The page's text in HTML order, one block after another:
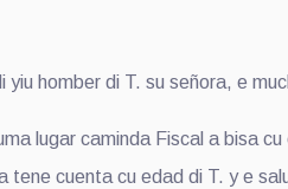
homber di T. su señora, e
lugar caminda Fiscal a bisa
cuenta cu edad di T. y e